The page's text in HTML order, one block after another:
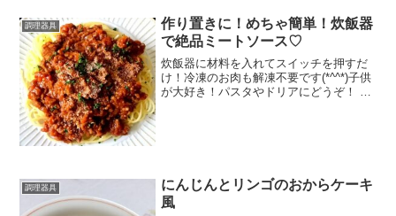
レビュー
調理器具
作り置きに！めちゃ簡単！炊飯器
で絶品ミートソース♡
炊飯器に材料を入れてスイッチを押すだ
け！冷凍のお肉も解凍不要です(*^^*)子供
が大好き！パスタやドリアにどうぞ！ レ
調理器具
にんじんとリンゴのおからケーキ
風